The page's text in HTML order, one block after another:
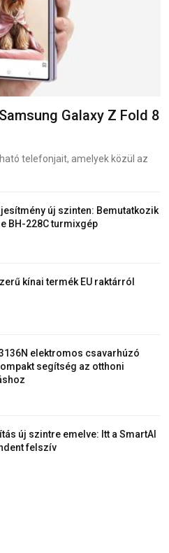
Galaxy Z Fold 8
telefonjait, amelyek közül az
új szinten: Bemutatkozik
BH-228C turmixgép
kínai termék EU raktárról
elektromos csavarhúzó
segítség az otthoni
új szintre emelve: Itt a SmartAI
felszív